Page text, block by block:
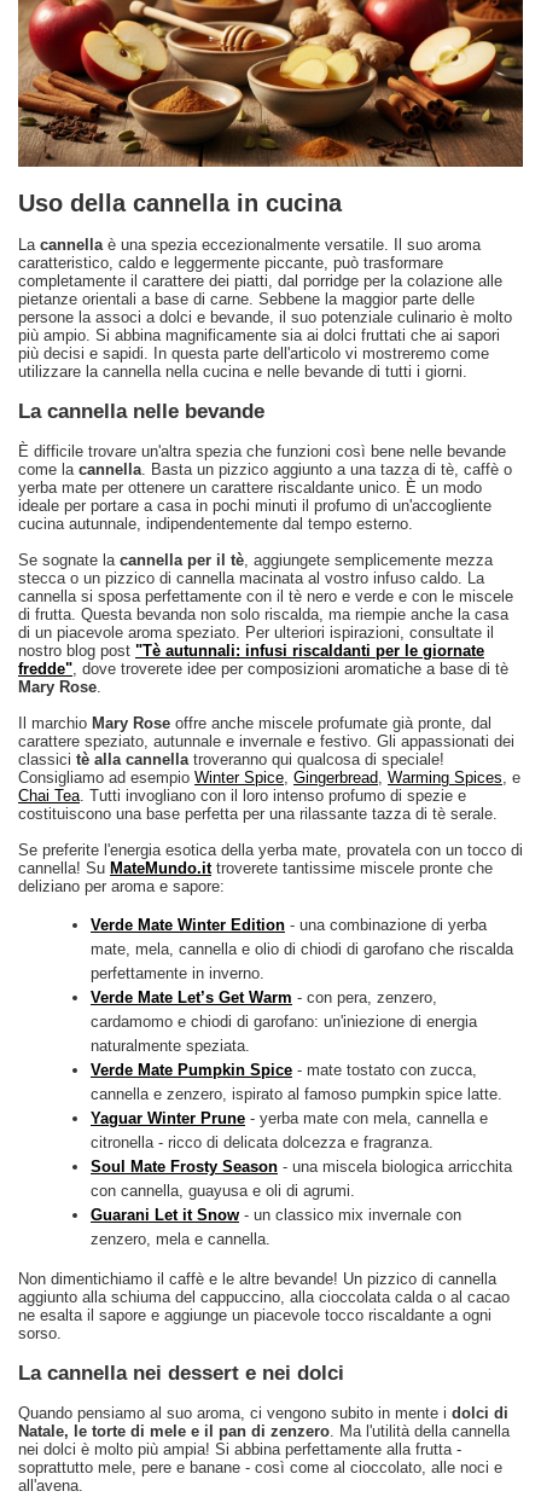
Uso della cannella in cucina
La cannella è una spezia eccezionalmente versatile. Il suo aroma
caratteristico, caldo e leggermente piccante, può trasformare
completamente il carattere dei piatti, dal porridge per la colazione alle
pietanze orientali a base di carne. Sebbene la maggior parte delle
persone la associ a dolci e bevande, il suo potenziale culinario è molto
più ampio. Si abbina magnificamente sia ai dolci fruttati che ai sapori
più decisi e sapidi. In questa parte dell'articolo vi mostreremo come
utilizzare la cannella nella cucina e nelle bevande di tutti i giorni.
La cannella nelle bevande
È difficile trovare un'altra spezia che funzioni così bene nelle bevande
come la cannella . Basta un pizzico aggiunto a una tazza di tè, caffè o
yerba mate per ottenere un carattere riscaldante unico. È un modo
ideale per portare a casa in pochi minuti il profumo di un'accogliente
cucina autunnale, indipendentemente dal tempo esterno.
Se sognate la cannella per il tè , aggiungete semplicemente mezza
stecca o un pizzico di cannella macinata al vostro infuso caldo. La
cannella si sposa perfettamente con il tè nero e verde e con le miscele
di frutta. Questa bevanda non solo riscalda, ma riempie anche la casa
di un piacevole aroma speziato. Per ulteriori ispirazioni, consultate il
nostro blog post "Tè autunnali: infusi riscaldanti per le giornate
fredde" , dove troverete idee per composizioni aromatiche a base di tè
Mary Rose
Il marchio Mary Rose offre anche miscele profumate già pronte, dal
carattere speziato, autunnale e invernale e festivo. Gli appassionati dei
classici tè alla cannella troveranno qui qualcosa di speciale!
Consigliamo ad esempio Winter Spice Gingerbread Warming Spices , e
Chai Tea . Tutti invogliano con il loro intenso profumo di spezie e
costituiscono una base perfetta per una rilassante tazza di tè serale.
Se preferite l'energia esotica della yerba mate, provatela con un tocco di
cannella! Su MateMundo.ittroverete tantissime miscele pronte che
deliziano per aroma e sapore:
Verde Mate Winter Edition - una combinazione di yerba
mate, mela, cannella e olio di chiodi di garofano che riscalda
perfettamente in inverno.
Verde Mate Let’s Get Warm - con pera, zenzero,
cardamomo e chiodi di garofano: un'iniezione di energia
naturalmente speziata.
Verde Mate Pumpkin Spice - mate tostato con zucca,
cannella e zenzero, ispirato al famoso pumpkin spice latte.
Yaguar Winter Prune - yerba mate con mela, cannella e
citronella - ricco di delicata dolcezza e fragranza.
Soul Mate Frosty Season - una miscela biologica arricchita
con cannella, guayusa e oli di agrumi.
Guarani Let it Snow - un classico mix invernale con
zenzero, mela e cannella.
Non dimentichiamo il caffè e le altre bevande! Un pizzico di cannella
aggiunto alla schiuma del cappuccino, alla cioccolata calda o al cacao
ne esalta il sapore e aggiunge un piacevole tocco riscaldante a ogni
sorso.
La cannella nei dessert e nei dolci
Quando pensiamo al suo aroma, ci vengono subito in mente i dolci di
Natale, le torte di mele e il pan di zenzero . Ma l'utilità della cannella
nei dolci è molto più ampia! Si abbina perfettamente alla frutta -
soprattutto mele, pere e banane - così come al cioccolato, alle noci e
all'avena.